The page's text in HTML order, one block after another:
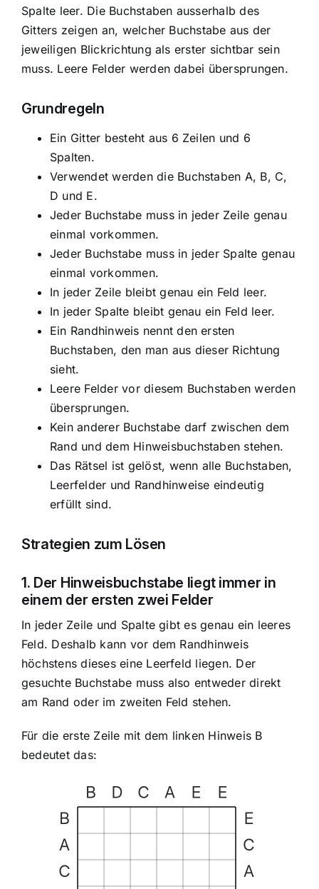
Spalte leer. Die Buchstaben ausserhalb des
Gitters zeigen an, welcher Buchstabe aus der
jeweiligen Blickrichtung als erster sichtbar sein
muss. Leere Felder werden dabei übersprungen.
Grundregeln
Ein Gitter besteht aus 6 Zeilen und 6
Spalten.
Verwendet werden die Buchstaben A, B, C,
D und E.
Jeder Buchstabe muss in jeder Zeile genau
einmal vorkommen.
Jeder Buchstabe muss in jeder Spalte genau
einmal vorkommen.
In jeder Zeile bleibt genau ein Feld leer.
In jeder Spalte bleibt genau ein Feld leer.
Ein Randhinweis nennt den ersten
Buchstaben, den man aus dieser Richtung
sieht.
Leere Felder vor diesem Buchstaben werden
übersprungen.
Kein anderer Buchstabe darf zwischen dem
Rand und dem Hinweisbuchstaben stehen.
Das Rätsel ist gelöst, wenn alle Buchstaben,
Leerfelder und Randhinweise eindeutig
erfüllt sind.
Strategien zum Lösen
1. Der Hinweisbuchstabe liegt immer in
einem der ersten zwei Felder
In jeder Zeile und Spalte gibt es genau ein leeres
Feld. Deshalb kann vor dem Randhinweis
höchstens dieses eine Leerfeld liegen. Der
gesuchte Buchstabe muss also entweder direkt
am Rand oder im zweiten Feld stehen.
Für die erste Zeile mit dem linken Hinweis B
bedeutet das: